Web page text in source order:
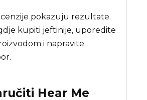
pokazuju rezultate.
kupiti jeftinije, uporedite
i napravite
Hear Me